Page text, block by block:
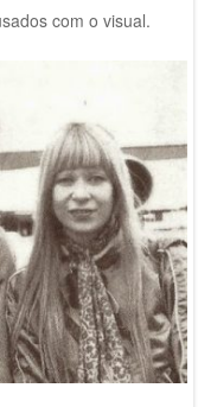
com o visual.